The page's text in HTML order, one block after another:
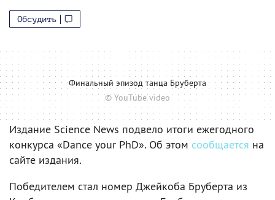
Обсудить
Финальный эпизод танца Бруберта
© YouTube video
Издание Science News подвело итоги ежегодного
конкурса «Dance your PhD». Об этом сообщается на
сайте издания.
Победителем стал номер Джейкоба Бруберта из